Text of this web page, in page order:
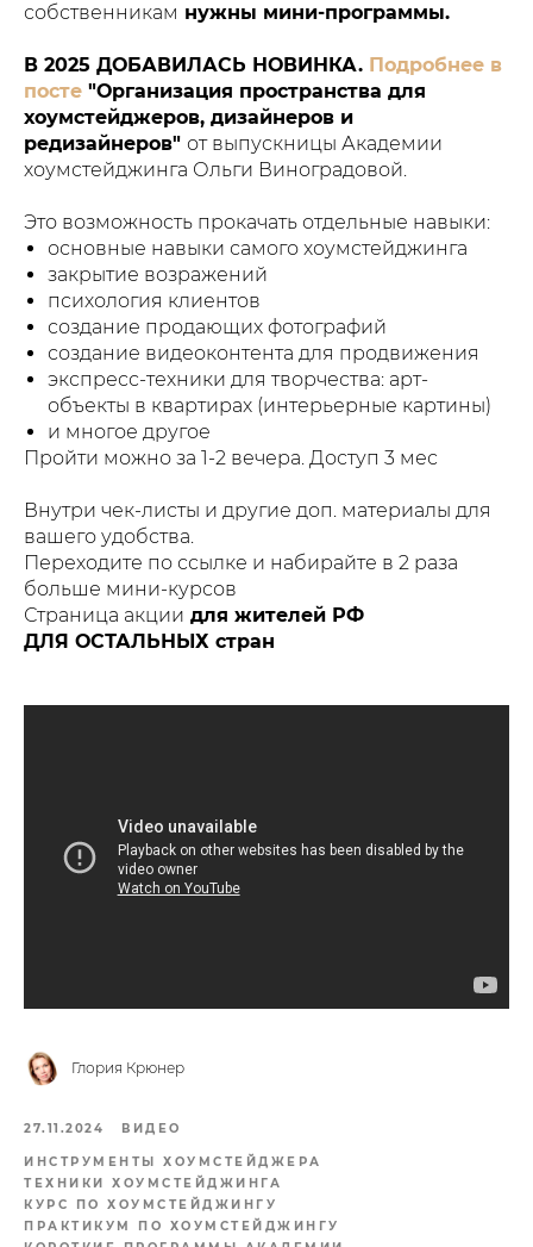
собственникам нужны мини-программы.
В 2025 ДОБАВИЛАСЬ НОВИНКА. Подробнее в
посте "Организация пространства для
хоумстейджеров, дизайнеров и
редизайнеров" от выпускницы Академии
хоумстейджинга Ольги Виноградовой.
Это возможность прокачать отдельные навыки:
основные навыки самого хоумстейджинга
закрытие возражений
психология клиентов
создание продающих фотографий
создание видеоконтента для продвижения
экспресс-техники для творчества: арт-
объекты в квартирах (интерьерные картины)
и многое другое
Пройти можно за 1-2 вечера. Доступ 3 мес
Внутри чек-листы и другие доп. материалы для
вашего удобства.
Переходите по ссылке и набирайте в 2 раза
больше мини-курсов
Страница акции для жителей РФ
ДЛЯ ОСТАЛЬНЫХ стран
Глория Крюнер
27.11.2024 ВИДЕО
ИНСТРУМЕНТЫ ХОУМСТЕЙДЖЕРА
ТЕХНИКИ ХОУМСТЕЙДЖИНГА
КУРС ПО ХОУМСТЕЙДЖИНГУ
ПРАКТИКУМ ПО ХОУМСТЕЙДЖИНГУ